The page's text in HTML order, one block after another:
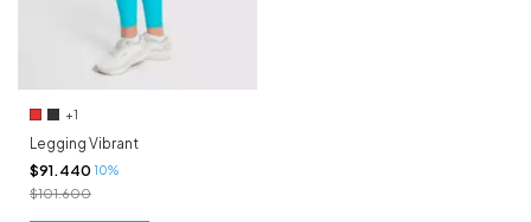
+1
Legging Vibrant
$91.440 10%
$101.600